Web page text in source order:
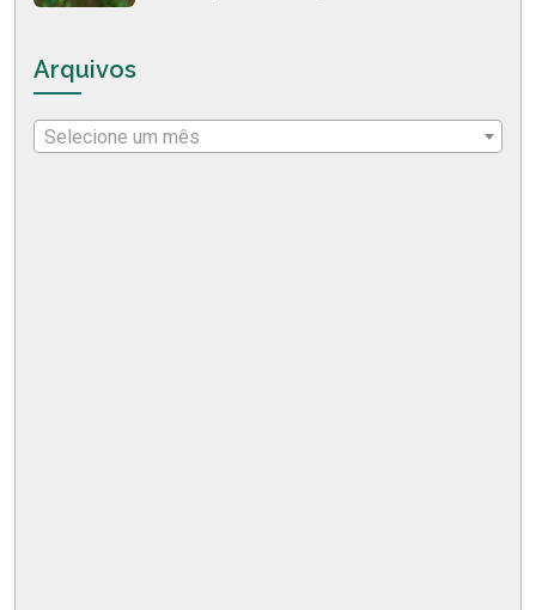
Arquivos
Selecione um mês